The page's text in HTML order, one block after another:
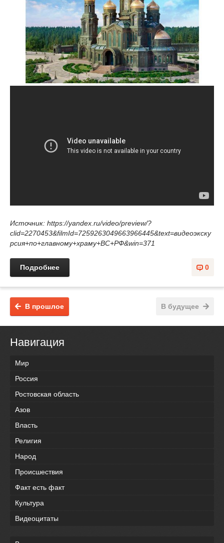
Источник: https://yandex.ru/video/preview/?
clid=2270453&filmId=7259263049663966445&text=видеоэкску
рсия+по+главному+храму+ВС+РФ&win=371
0
Подробнее
В будущее
В прошлое
Навигация
Мир
Россия
Ростовская область
Азов
Власть
Религия
Народ
Происшествия
Факт есть факт
Культура
Видеоцитаты